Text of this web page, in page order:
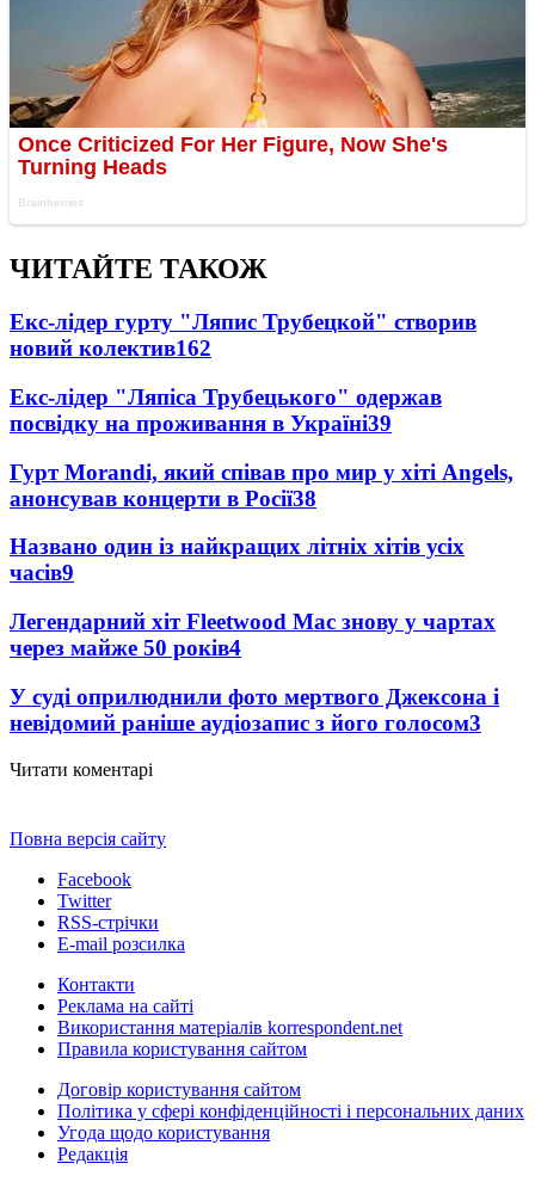
ЧИТАЙТЕ ТАКОЖ
Екс-лідер гурту "Ляпис Трубецкой" створив
новий колектив162
Екс-лідер "Ляпіса Трубецького" одержав
посвідку на проживання в Україні39
Гурт Morandi, який співав про мир у хіті Angels,
анонсував концерти в Росії38
Названо один із найкращих літніх хітів усіх
часів9
Легендарний хіт Fleetwood Mac знову у чартах
через майже 50 років4
У суді оприлюднили фото мертвого Джексона і
невідомий раніше аудіозапис з його голосом3
Читати коментарі
Повна версія сайту
Facebook
Twitter
RSS-стрічки
E-mail розсилка
Контакти
Реклама на сайті
Використання матеріалів korrespondent.net
Правила користування сайтом
Договір користування сайтом
Політика у сфері конфіденційності і персональних даних
Угода щодо користування
Редакція